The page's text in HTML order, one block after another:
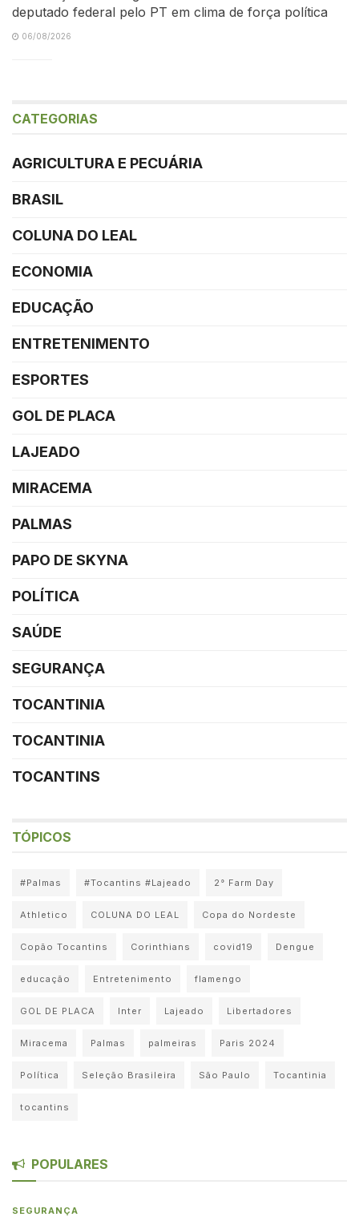
deputado federal pelo PT em clima de força política
06/08/2026
CATEGORIAS
AGRICULTURA E PECUÁRIA
BRASIL
COLUNA DO LEAL
ECONOMIA
EDUCAÇÃO
ENTRETENIMENTO
ESPORTES
GOL DE PLACA
LAJEADO
MIRACEMA
PALMAS
PAPO DE SKYNA
POLÍTICA
SAÚDE
SEGURANÇA
TOCANTINIA
TOCANTINIA
TOCANTINS
TÓPICOS
#Palmas #Tocantins #Lajeado 2° Farm Day
Athletico COLUNA DO LEAL Copa do Nordeste
Copão Tocantins Corinthians covid19 Dengue
educação Entretenimento flamengo
GOL DE PLACA Inter Lajeado Libertadores
Miracema Palmas palmeiras Paris 2024
Política Seleção Brasileira São Paulo Tocantinia
tocantins
POPULARES
SEGURANÇA